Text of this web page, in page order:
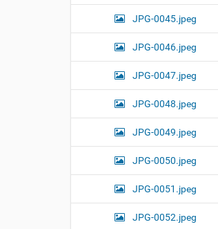
JPG-0045.jpeg
JPG-0046.jpeg
JPG-0047.jpeg
JPG-0048.jpeg
JPG-0049.jpeg
JPG-0050.jpeg
JPG-0051.jpeg
JPG-0052.jpeg